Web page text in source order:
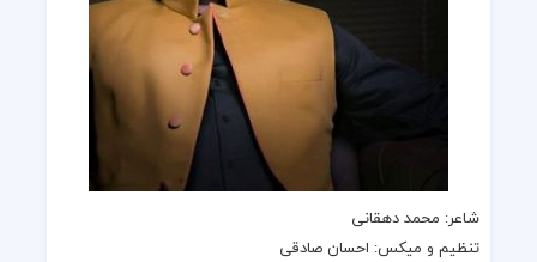
شاعر: محمد دهقانی
تنظیم و میکس: احسان صادقی